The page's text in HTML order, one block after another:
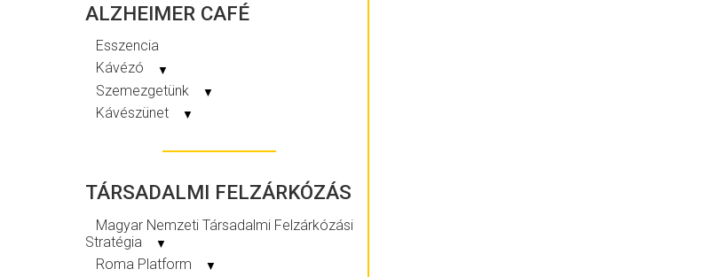
ALZHEIMER CAFÉ
Esszencia
Kávézó
▼
Szemezgetünk ▼
Kávészünet ▼
TÁRSADALMI FELZÁRKÓZÁS
Magyar Nemzeti Társadalmi Felzárkózási
Stratégia
▼
Roma Platform ▼